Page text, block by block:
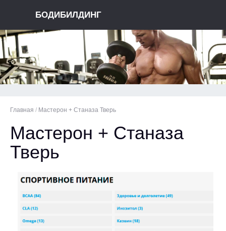
БОДИБИЛДИНГ
Главная / Мастерон + Станаза Тверь
Мастерон + Станаза
Тверь